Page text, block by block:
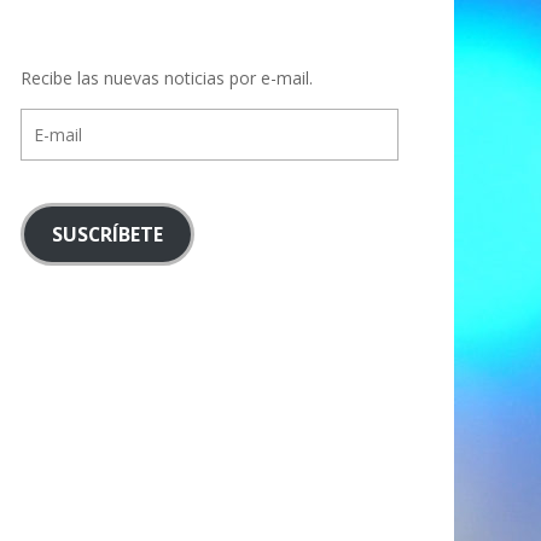
Recibe las nuevas noticias por e-mail.
mail
SUSCRÍBETE